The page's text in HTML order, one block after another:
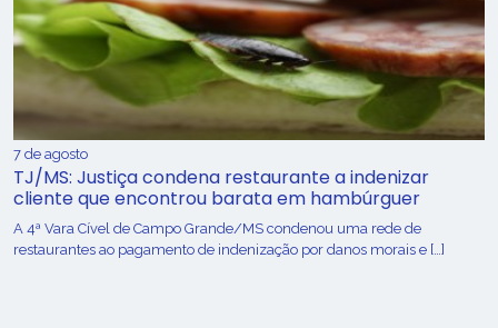
7 de agosto
TJ/MS: Justiça condena restaurante a indenizar
cliente que encontrou barata em hambúrguer
A 4ª Vara Cível de Campo Grande/MS condenou uma rede de
restaurantes ao pagamento de indenização por danos morais e […]